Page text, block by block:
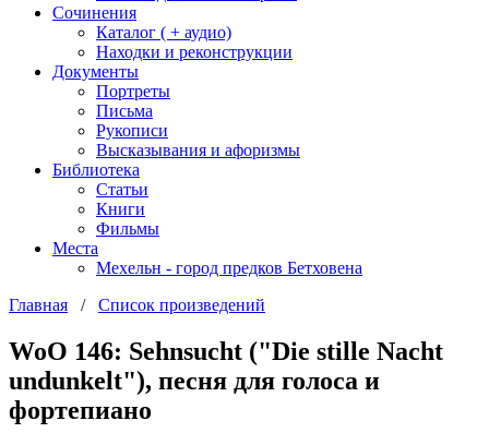
Сочинения
Каталог ( + аудио)
Находки и реконструкции
Документы
Портреты
Письма
Рукописи
Высказывания и афоризмы
Библиотека
Статьи
Книги
Фильмы
Места
Мехельн - город предков Бетховена
Главная / Список произведений
WoO 146: Sehnsucht ("Die stille Nacht
undunkelt"), песня для голоса и
фортепиано